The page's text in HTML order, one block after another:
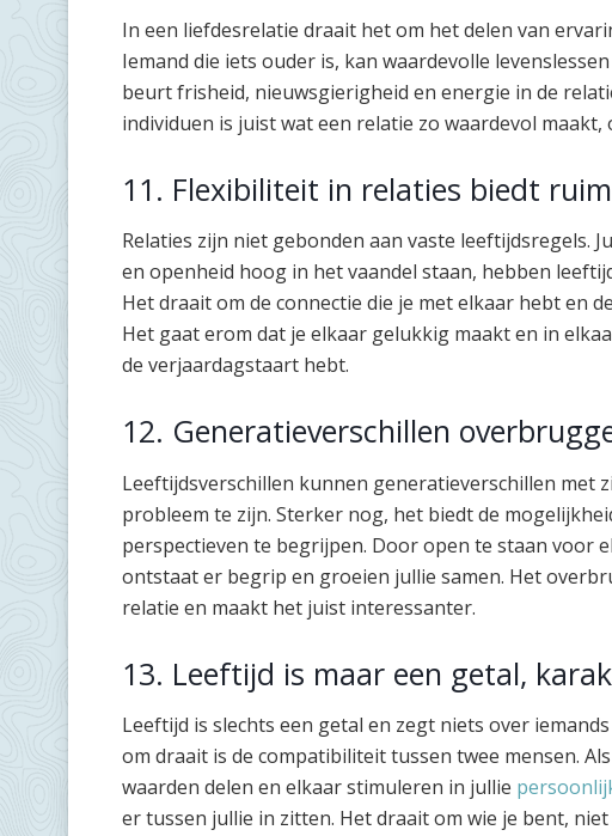
In een liefdesrelatie draait het om het delen van
Iemand die iets ouder is, kan waardevolle
beurt frisheid, nieuwsgierigheid en energie in de
individuen is juist wat een relatie zo waardevol maakt,
11. Flexibiliteit in relaties biedt
Relaties zijn niet gebonden aan vaste leeftijdsregels.
en openheid hoog in het vaandel staan, hebben
Het draait om de connectie die je met elkaar hebt en
Het gaat erom dat je elkaar gelukkig maakt en in
de verjaardagstaart hebt.
12. Generatieverschillen
Leeftijdsverschillen kunnen generatieverschillen met
probleem te zijn. Sterker nog, het biedt de
perspectieven te begrijpen. Door open te staan voor
ontstaat er begrip en groeien jullie samen. Het
relatie en maakt het juist interessanter.
13. Leeftijd is maar een getal,
Leeftijd is slechts een getal en zegt niets over
om draait is de compatibiliteit tussen twee mensen.
waarden delen en elkaar stimuleren in jullie
er tussen jullie in zitten. Het draait om wie je bent,